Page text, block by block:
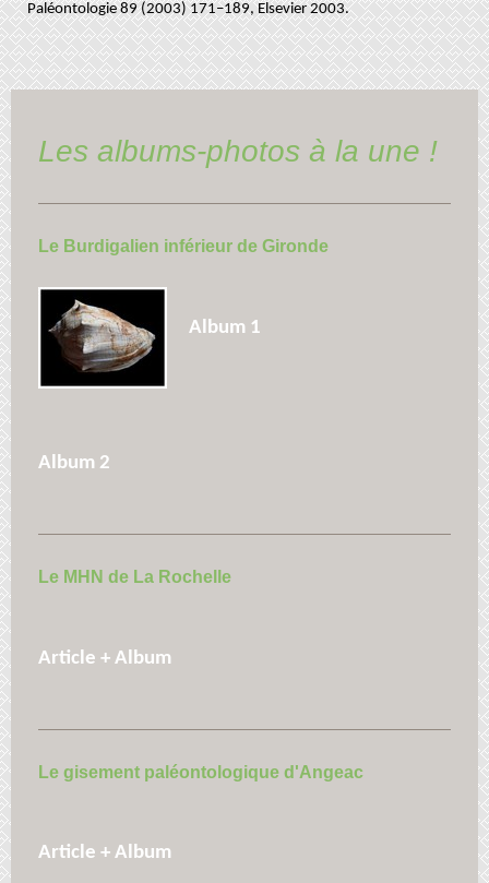
Paléontologie 89 (2003) 171–189, Elsevier 2003.
Les albums-photos à la une !
Le Burdigalien inférieur de Gironde
Album 1
Album 2
Le MHN de La Rochelle
Article + Album
Le gisement paléontologique d'Angeac
Article + Album